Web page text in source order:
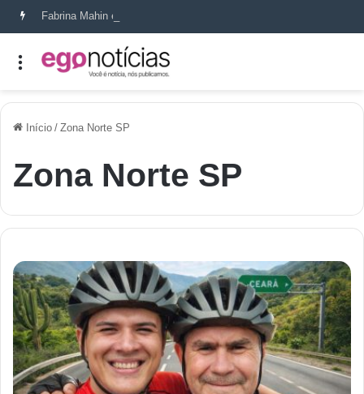
Fabrina Mahin e a arte de reconstruir confiança
Início / Zona Norte SP
Zona Norte SP